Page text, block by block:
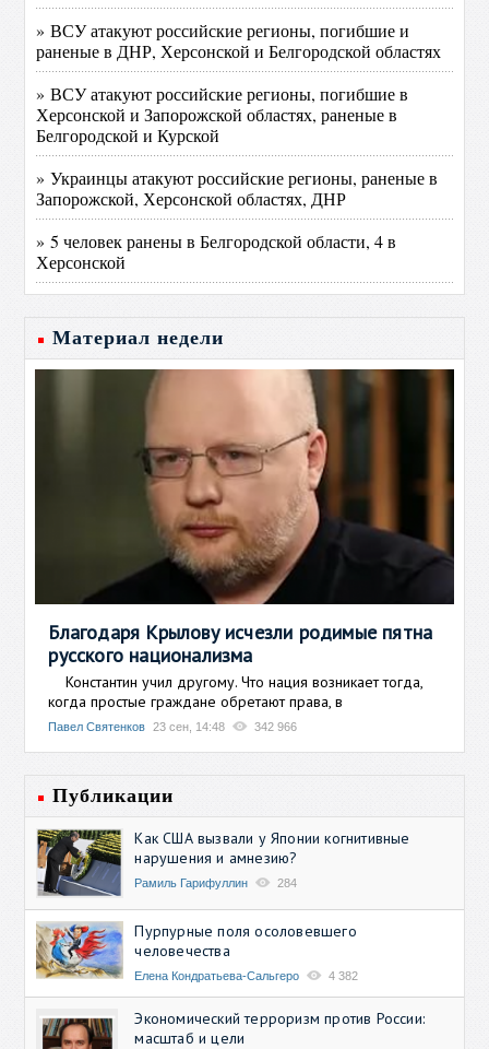
» ВСУ атакуют российские регионы, погибшие и
раненые в ДНР, Херсонской и Белгородской областях
» ВСУ атакуют российские регионы, погибшие в
Херсонской и Запорожской областях, раненые в
Белгородской и Курской
» Украинцы атакуют российские регионы, раненые в
Запорожской, Херсонской областях, ДНР
» 5 человек ранены в Белгородской области, 4 в
Херсонской
Материал недели
Благодаря Крылову исчезли родимые пятна
русского национализма
Константин учил другому. Что нация возникает тогда,
когда простые граждане обретают права, в
Павел Святенков 23 сен, 14:48 342 966
Публикации
Как США вызвали у Японии когнитивные
нарушения и амнезию?
Рамиль Гарифуллин 284
Пурпурные поля осоловевшего
человечества
Елена Кондратьева-Сальгеро 4 382
Экономический терроризм против России:
масштаб и цели